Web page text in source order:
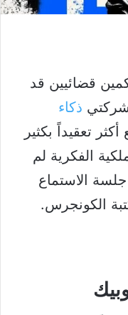
قضائيين قد
ذكاء
تعقيداً بكثير
الفكرية لم
الاستماع
الكونجرس.